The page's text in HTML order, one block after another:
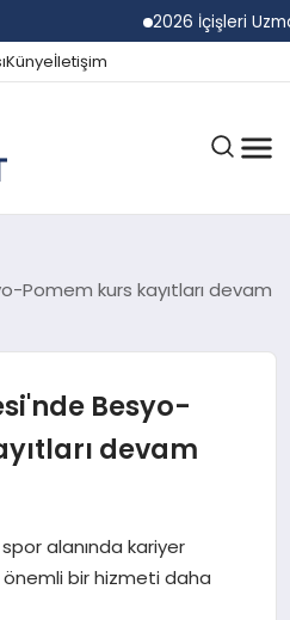
2026 İçişleri Uzman
Künyeİletişim
Pomem kurs kayıtları devam
Besyo-
devam
alanında kariyer
bir hizmeti daha